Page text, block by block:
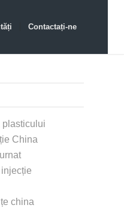
Contactați-ne
plasticului
China
china